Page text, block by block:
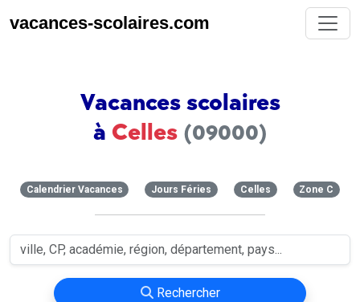
vacances-scolaires.com
Vacances scolaires
à Celles (09000)
Calendrier Vacances Jours Féries Celles Zone C
Rechercher